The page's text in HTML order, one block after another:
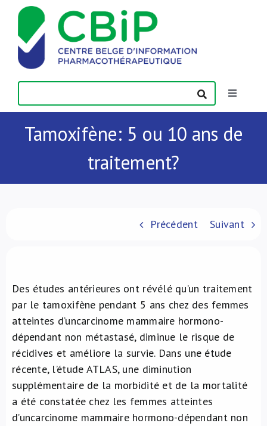
Passer
contenu
Toggle
Actualités
À propos de nous
NL
Tamoxifène: 5 ou 10 ans de
traitement?
Précédent Suivant
Des études antérieures ont révélé qu’un traitement
par le tamoxifène pendant 5 ans chez des femmes
atteintes d’uncarcinome mammaire hormono-
dépendant non métastasé, diminue le risque de
récidives et améliore la survie. Dans une étude
récente, l’étude ATLAS, une diminution
supplémentaire de la morbidité et de la mortalité
a été constatée chez les femmes atteintes
d’uncarcinome mammaire hormono-dépendant non